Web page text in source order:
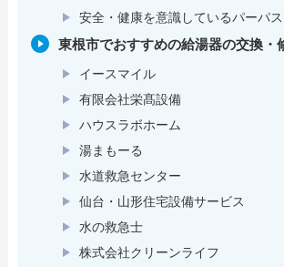
安全・健康を意識しているパーパス
東根市でおすすめの給湯器の交換・
イースマイル
有限会社栄髙設備
ハウスラボホーム
湯まもーる
水道救急センター
仙台・山形住宅設備サービス
水の救急士
株式会社クリーンライフ